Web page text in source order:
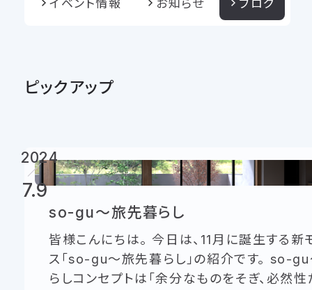
イベント情報 お知らせ ブログ
ピックアップ
2024
7.9
so-gu～旅先暮らし
皆様こんにちは。 今日は、11月に誕生する新
ス「so-gu～旅先暮らし」の紹介です。 so-
らしコンセプトは「余分なものをそぎ、必然